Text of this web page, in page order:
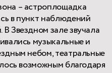
– астроплощадка
в пункт наблюдений
Звездном зале звучала
музыкальные и
небом, театральные
возможным благодаря